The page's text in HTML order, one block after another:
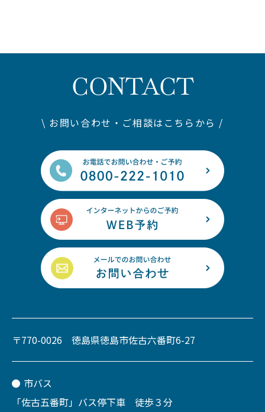
CONTACT
\ お問い合わせ・ご相談はこちらから /
〒770-0026 徳島県徳島市佐古六番町6-27
市バス
「佐古五番町」バス停下車 徒歩３分